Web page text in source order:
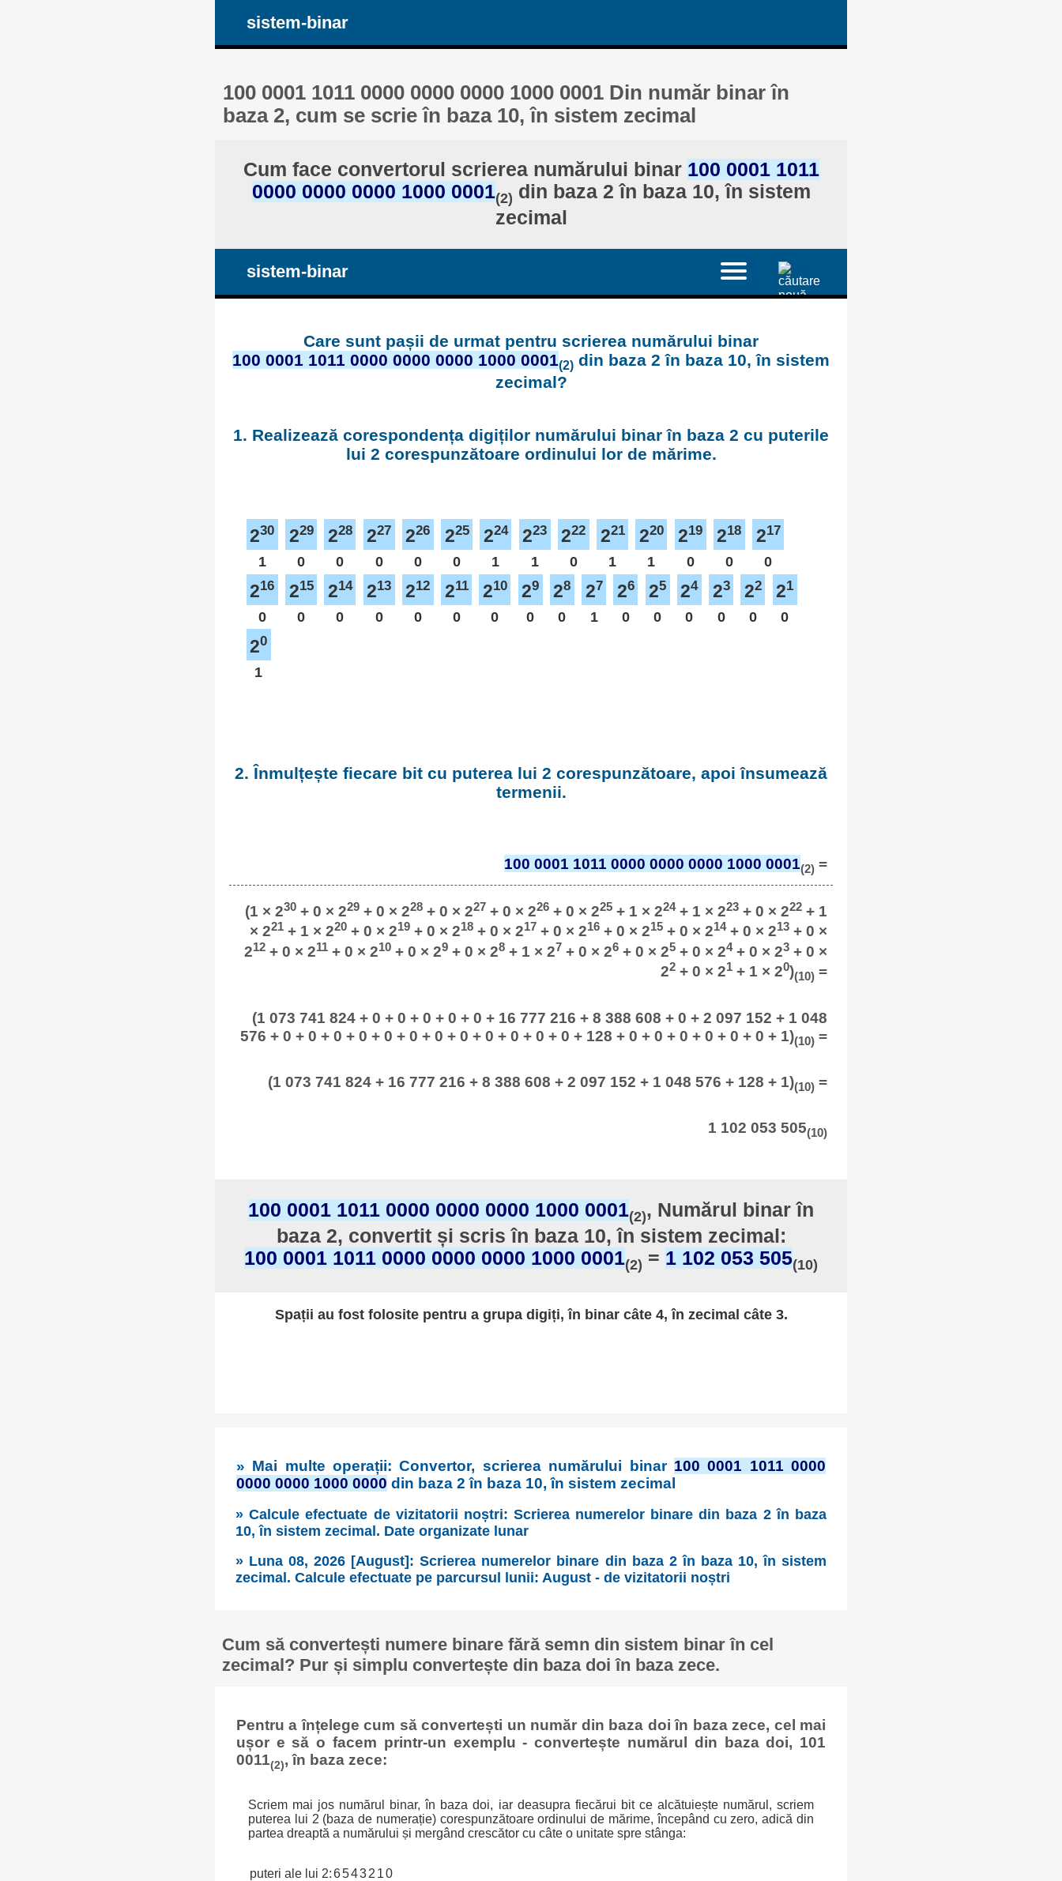
sistem-binar
100 0001 1011 0000 0000 0000 1000 0001 Din număr binar în
baza 2, cum se scrie în baza 10, în sistem zecimal
Cum face convertorul scrierea numărului binar 100 0001 1011
0000 0000 0000 1000 0001(2) din baza 2 în baza 10, în sistem
zecimal
sistem-binar
Care sunt pașii de urmat pentru scrierea numărului binar
100 0001 1011 0000 0000 0000 1000 0001(2) din baza 2 în baza 10, în sistem
zecimal?
1. Realizează corespondența digiților numărului binar în baza 2 cu puterile
lui 2 corespunzătoare ordinului lor de mărime.
230
1
229
0
228
0
227
0
226
0
225
0
224
1
223
1
222
0
221
1
220
1
219
0
218
0
217
0
216
0
215
0
214
0
213
0
212
0
211
0
210
0
29
0
28
0
27
1
26
0
25
0
24
0
23
0
22
0
21
0
20
1
2. Înmulțește fiecare bit cu puterea lui 2 corespunzătoare, apoi însumează
termenii.
100 0001 1011 0000 0000 0000 1000 0001(2) =
(1 × 230+ 0 × 229+ 0 × 228+ 0 × 227 + 0 × 226+ 0 × 225+ 1 × 224+ 1 × 223+ 0 × 222+ 1
× 221+ 1 × 220+ 0 × 219+ 0 × 218+ 0 × 217 + 0 × 216+ 0 × 215+ 0 × 214+ 0 × 213+ 0 ×
212+ 0 × 211+ 0 × 210+ 0 × 29+ 0 × 28+ 1 × 27 + 0 × 26+ 0 × 25+ 0 × 24+ 0 × 23+ 0 ×
22+ 0 × 21+ 1 × 20)(10)=
(1 073 741 824 + 0 + 0 + 0 + 0 + 0 + 16 777 216 + 8 388 608 + 0 + 2 097 152 + 1 048
576 + 0 + 0 + 0 + 0 + 0 + 0 + 0 + 0 + 0 + 0 + 0 + 0 + 128 + 0 + 0 + 0 + 0 + 0 + 0 + 1)(10) =
(1 073 741 824 + 16 777 216 + 8 388 608 + 2 097 152 + 1 048 576 + 128 + 1)(10) =
1 102 053 505(10)
100 0001 1011 0000 0000 0000 1000 0001(2), Numărul binar în
baza 2, convertit și scris în baza 10, în sistem zecimal:
100 0001 1011 0000 0000 0000 1000 0001(2) = 1 102 053 505(10)
Spații au fost folosite pentru a grupa digiți, în binar câte 4, în zecimal câte 3.
» Mai multe operații: Convertor, scrierea numărului binar 100 0001 1011 0000
0000 0000 1000 0000 din baza 2 în baza 10, în sistem zecimal
» Calcule efectuate de vizitatorii noștri: Scrierea numerelor binare din baza 2 în baza
10, în sistem zecimal. Date organizate lunar
» Luna 08, 2026 [August]: Scrierea numerelor binare din baza 2 în baza 10, în sistem
zecimal. Calcule efectuate pe parcursul lunii: August - de vizitatorii noștri
Cum să convertești numere binare fără semn din sistem binar în cel
zecimal? Pur și simplu convertește din baza doi în baza zece.
Pentru a înțelege cum să convertești un număr din baza doi în baza zece, cel mai
ușor e să o facem printr-un exemplu - convertește numărul din baza doi, 101
0011(2), în baza zece:
Scriem mai jos numărul binar, în baza doi, iar deasupra fiecărui bit ce alcătuiește numărul, scriem
puterea lui 2 (baza de numerație) corespunzătoare ordinului de mărime, începând cu zero, adică din
partea dreaptă a numărului și mergând crescător cu câte o unitate spre stânga:
puteri ale lui 2:65432 10